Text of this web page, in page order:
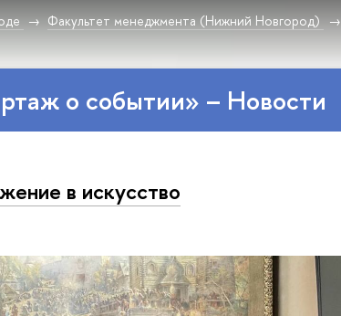
Факультет менеджмента (Нижний Новгород)
о событии» – Новости
в искусство